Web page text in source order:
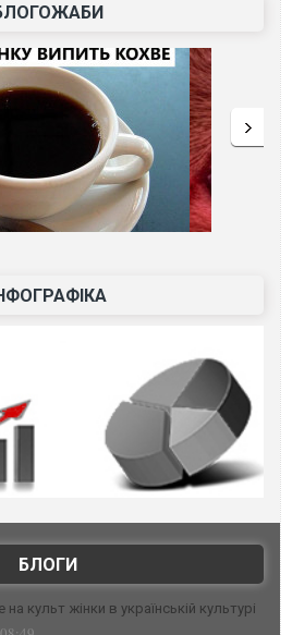
БЛОГИ
культ жінки в українській культурі